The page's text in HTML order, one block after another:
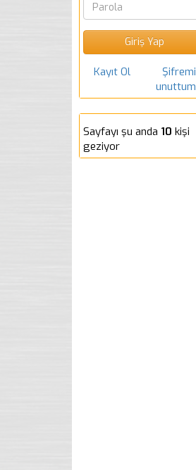
Kayıt Ol
Şifremi
unuttum
Sayfayı şu anda 10 kişi
geziyor